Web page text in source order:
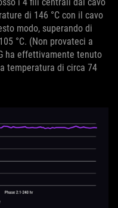
di 146 °C con il cavo
modo, superando di
°C. (Non provateci a
ha effettivamente tenuto
temperatura di circa 74